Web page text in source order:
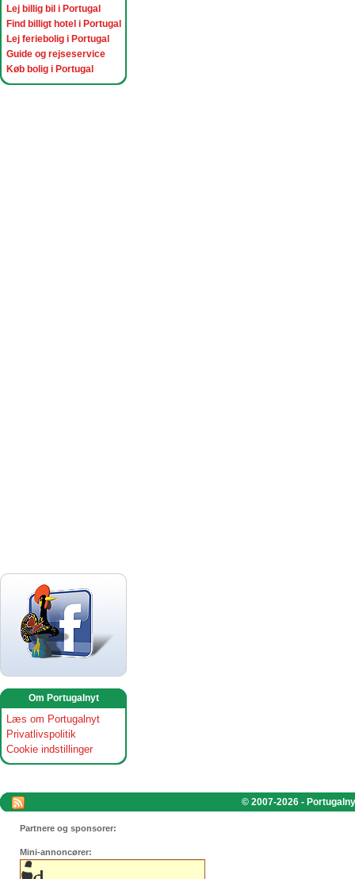
Lej billig bil i Portugal
Find billigt hotel i Portugal
Lej feriebolig i Portugal
Guide og rejseservice
Køb bolig i Portugal
Om Portugalnyt
Læs om Portugalnyt
Privatlivspolitik
Cookie indstillinger
© 2007-2026 -
Partnere og sponsorer:
Mini-annoncører: